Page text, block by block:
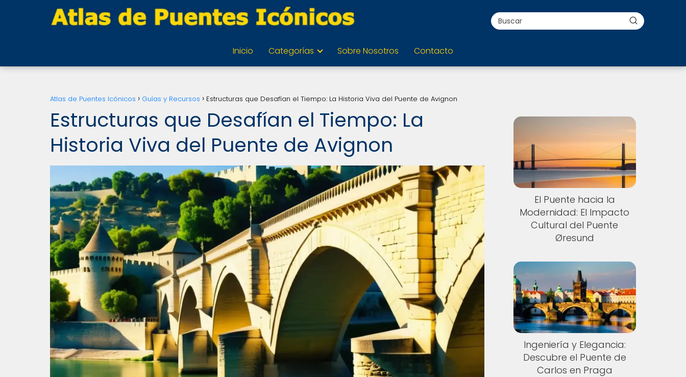
Inicio Categorías Sobre Nosotros Contacto
Atlas de Puentes Icónicos Guías y Recursos Estructuras que Desafían el Tiempo: La Historia Viva del Puente de Avignon
Estructuras que Desafían el Tiempo: La
Historia Viva del Puente de Avignon
El Puente hacia la
Modernidad: El Impacto
Cultural del Puente
Øresund
Ingeniería y Elegancia:
Descubre el Puente de
Carlos en Praga